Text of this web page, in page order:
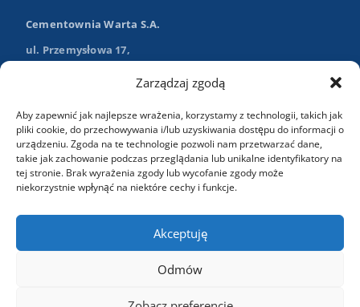
Zarządzaj zgodą
Aby zapewnić jak najlepsze wrażenia, korzystamy z technologii, takich jak
pliki cookie, do przechowywania i/lub uzyskiwania dostępu do informacji o
urządzeniu. Zgoda na te technologie pozwoli nam przetwarzać dane,
takie jak zachowanie podczas przeglądania lub unikalne identyfikatory na
tej stronie. Brak wyrażenia zgody lub wycofanie zgody może
niekorzystnie wpłynąć na niektóre cechy i funkcje.
Akceptuję
Odmów
Cementownia Warta S.A.
ul. Przemysłowa 17,
Nawiguj w Google Maps
+48 (43) 84 13 003
info@wartasa.com.pl